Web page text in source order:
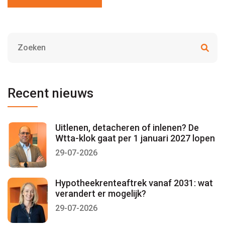
Recent nieuws
Uitlenen, detacheren of inlenen? De
Wtta-klok gaat per 1 januari 2027 lopen
29-07-2026
Hypotheekrenteaftrek vanaf 2031: wat
verandert er mogelijk?
29-07-2026